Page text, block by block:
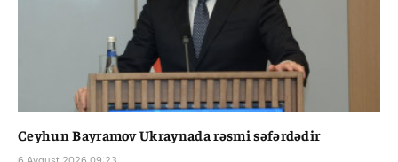
Ceyhun Bayramov Ukraynada rəsmi səfərdədir